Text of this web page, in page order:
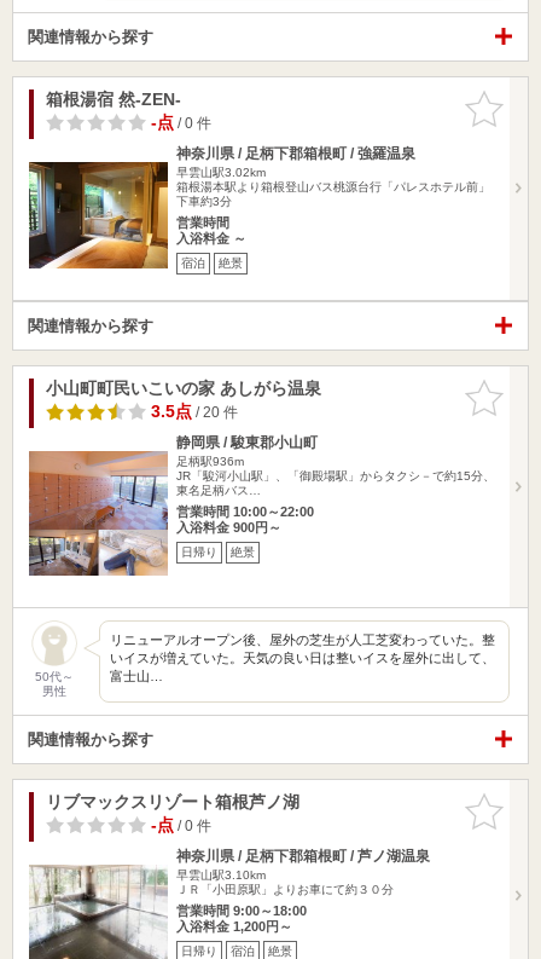
関連情報から探す
お気に入
りに追加
箱根湯宿 然-ZEN-
-点/ 0 件
神奈川県 / 足柄下郡箱根町 / 強羅温泉
早雲山駅3.02km
箱根湯本駅より箱根登山バス桃源台行「パレスホテル前」
下車約3分
営業時間
入浴料金 ～
宿泊 絶景
関連情報から探す
お気に入
りに追加
小山町町民いこいの家 あしがら温泉
3.5点/ 20 件
静岡県 / 駿東郡小山町
足柄駅936m
JR「駿河小山駅」、「御殿場駅」からタクシ－で約15分、
東名足柄バス…
営業時間 10:00～22:00
入浴料金 900円～
日帰り 絶景
50代～
男性
リニューアルオープン後、屋外の芝生が人工芝変わっていた。整
いイスが増えていた。天気の良い日は整いイスを屋外に出して、
富士山…
関連情報から探す
お気に入
りに追加
リブマックスリゾート箱根芦ノ湖
-点/ 0 件
神奈川県 / 足柄下郡箱根町 / 芦ノ湖温泉
早雲山駅3.10km
ＪＲ「小田原駅」よりお車にて約３０分
営業時間 9:00～18:00
入浴料金 1,200円～
日帰り 宿泊 絶景